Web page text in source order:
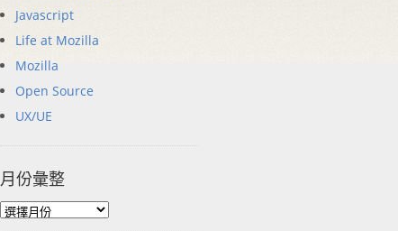
Javascript
Life at Mozilla
Mozilla
Open Source
UX/UE
月份彙整